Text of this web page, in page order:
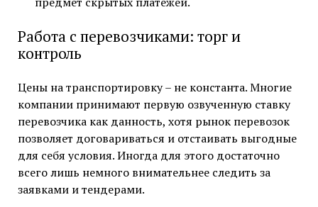
Работа с перевозчиками: торг и
контроль
Цены на транспортировку – не константа. Многие
компании принимают первую озвученную ставку
перевозчика как данность, хотя рынок перевозок
позволяет договариваться и отстаивать выгодные
для себя условия. Иногда для этого достаточно
всего лишь немного внимательнее следить за
заявками и тендерами.